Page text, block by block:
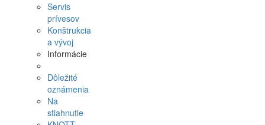
Servis
prívesov
Konštrukcia
a vývoj
Informácie
Dôležité
oznámenia
Na
stiahnutie